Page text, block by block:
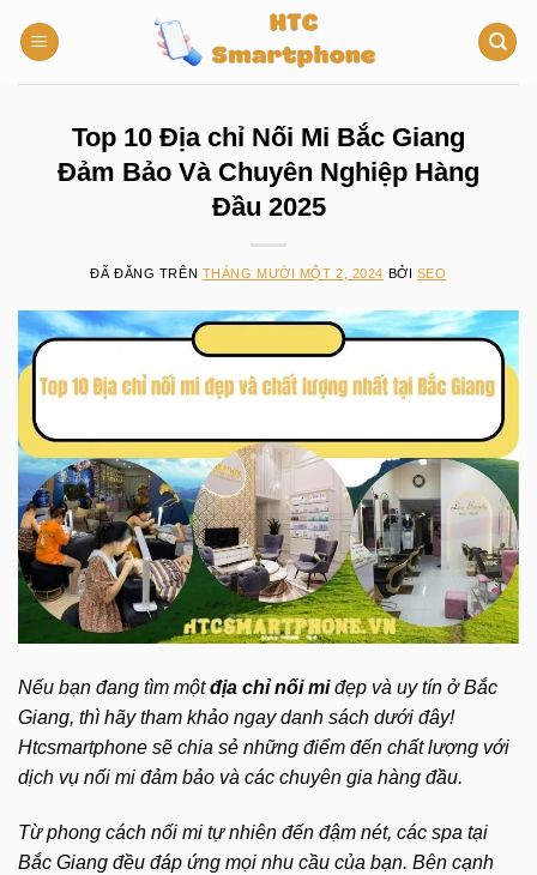
đến
Top 10 Địa chỉ Nối Mi Bắc Giang
Đảm Bảo Và Chuyên Nghiệp Hàng
Đầu 2025
ĐÃ ĐĂNG TRÊN THÁNG MƯỜI MỘT 2, 2024 BỞI SEO
Nếu bạn đang tìm mộtđịa chỉ nối miđẹp và uy tín ở Bắc
Giang, thì hãy tham khảo ngay danh sách dưới đây!
Htcsmartphone sẽ chia sẻ những điểm đến chất lượng với
dịch vụ nối mi đảm bảo và các chuyên gia hàng đầu.
Từ phong cách nối mi tự nhiên đến đậm nét, các spa tại
Bắc Giang đều đáp ứng mọi nhu cầu của bạn. Bên cạnh